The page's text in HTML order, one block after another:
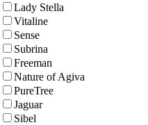
Lady Stella
Vitaline
Sense
Subrina
Freeman
Nature of Agiva
PureTree
Jaguar
Sibel